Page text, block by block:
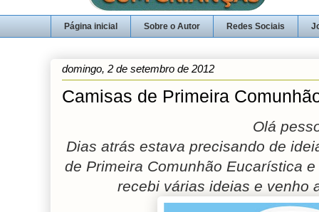
Página inicial Sobre o Autor Redes Sociais
domingo, 2 de setembro de 2012
Camisas de Primeira
Olá
Dias atrás estava precisando de
de Primeira Comunhão Eucarística
recebi várias ideias e venho